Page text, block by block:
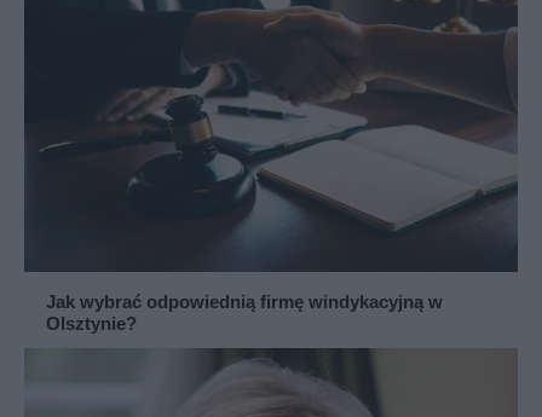
Jak wybrać odpowiednią firmę windykacyjną w
Olsztynie?